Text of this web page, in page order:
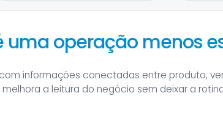
uma operação menos
informações conectadas entre produto,
melhora a leitura do negócio sem deixar a